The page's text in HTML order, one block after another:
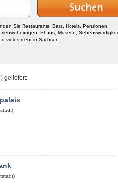
Sie Restaurants, Bars, Hotels, Pensionen,
Shops, Museen,
vieles mehr in Sachsen.
geliefert: